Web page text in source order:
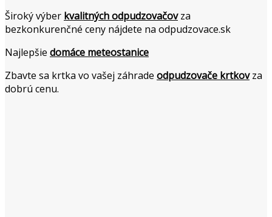
Široký výber kvalitných odpudzovačovza
bezkonkurenčné ceny nájdete na odpudzovace.sk
Najlepšie domáce meteostanice
Zbavte sa krtka vo vašej záhrade odpudzovače krtkovza
dobrú cenu.